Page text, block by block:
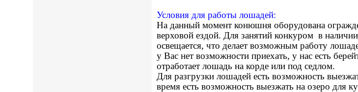
Условия для работы лошадей:
На данный момент конюшня оборудована
верховой ездой. Для занятий конкуром в
освещается, что делает возможным работу
у Вас нет возможности приехать, у нас есть
отработает лошадь на корде или под седлом.
Для разгрузки лошадей есть возможность
время есть возможность выезжать на озеро для